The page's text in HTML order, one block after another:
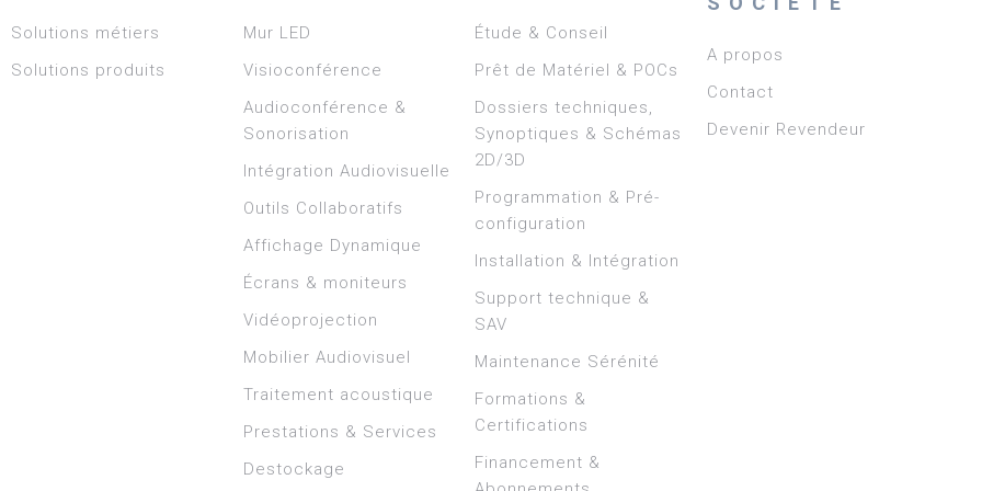
Solutions métiers
Solutions produits
Mur LED
Visioconférence
Audioconférence &
Sonorisation
Intégration Audiovisuelle
Outils Collaboratifs
Affichage Dynamique
Écrans & moniteurs
Vidéoprojection
Mobilier Audiovisuel
Traitement acoustique
Prestations & Services
Destockage
Étude & Conseil
Prêt de Matériel & POCs
Dossiers techniques,
Synoptiques & Schémas
2D/3D
Programmation & Pré-
configuration
Installation & Intégration
Support technique &
SAV
Maintenance Sérénité
Formations &
Certifications
Financement &
A propos
Contact
Devenir Revendeur